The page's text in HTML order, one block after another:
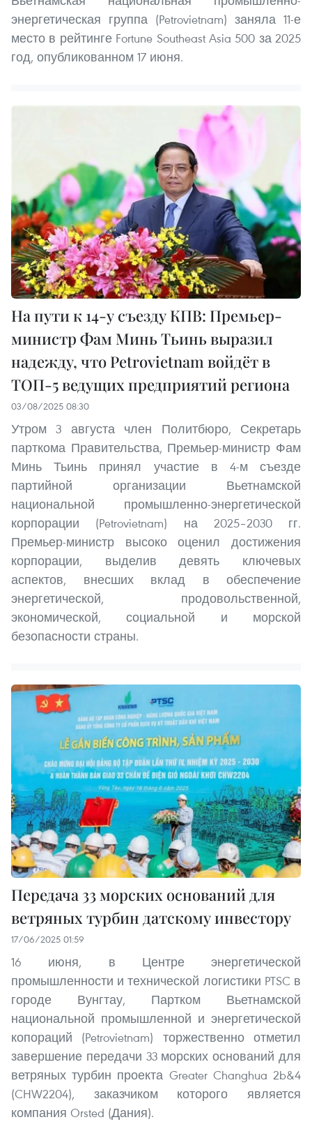
энергетическая группа (Petrovietnam) заняла 11-е
место в рейтинге Fortune Southeast Asia 500 за 2025
год, опубликованном 17 июня.
На пути к 14-у съезду КПВ: Премьер-
министр Фам Минь Тьинь выразил
надежду, что Petrovietnam войдёт в
ТОП-5 ведущих предприятий региона
03/08/2025 08:30
Утром 3 августа член Политбюро, Секретарь
парткома Правительства, Премьер-министр Фам
Минь Тьинь принял участие в 4-м съезде
партийной организации Вьетнамской
национальной промышленно-энергетической
корпорации (Petrovietnam) на 2025–2030 гг.
Премьер-министр высоко оценил достижения
корпорации, выделив девять ключевых
аспектов, внесших вклад в обеспечение
энергетической, продовольственной,
экономической, социальной и морской
безопасности страны.
Передача 33 морских оснований для
ветряных турбин датскому инвестору
17/06/2025 01:59
16 июня, в Центре энергетической
промышленности и технической логистики PTSC в
городе Вунгтау, Партком Вьетнамской
национальной промышленной и энергетической
копораций (Petrovietnam) торжественно отметил
завершение передачи 33 морских оснований для
ветряных турбин проекта Greater Changhua 2b&4
(CHW2204), заказчиком которого является
компания Orsted (Дания).